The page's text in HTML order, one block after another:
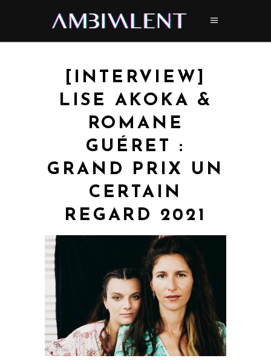
[INTERVIEW]
LISE AKOKA &
ROMANE
GUÉRET :
GRAND PRIX UN
CERTAIN
REGARD 2021